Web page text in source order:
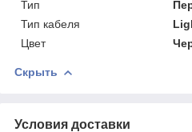
Тип
Тип кабеля
Цвет
Скрыть
Условия доставки